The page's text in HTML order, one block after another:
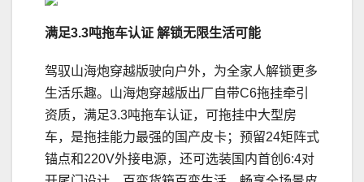
满足3.3吨拖车认证 解锁无限生活可能
驾驭山海炮穿越版驶向户外，为全家人解锁更多
生活乐趣。山海炮穿越版出厂自带C6拖挂牵引
资质，满足3.3吨拖车认证，可拖挂中大型房
车，是拖挂能力最强的国产皮卡；预留24矩阵式
锚点和220V外接电源，还可选装国内首创6:4对